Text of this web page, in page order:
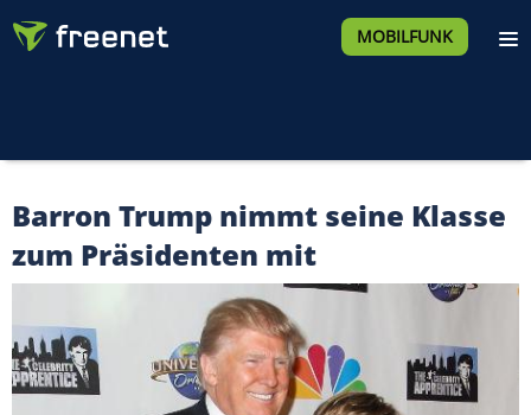
MOBILFUNK
Barron Trump nimmt seine Klasse
zum Präsidenten mit